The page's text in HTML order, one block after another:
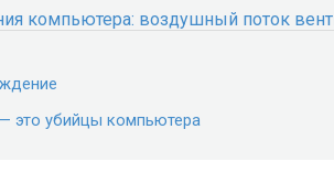
компьютера: воздушный поток
это убийцы компьютера